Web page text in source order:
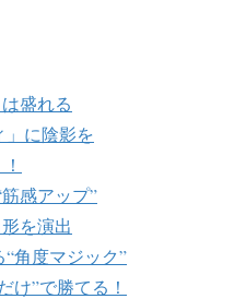
盛れる
」に陰影を
感アップ”
を演出
角度マジック”
け”で勝てる！